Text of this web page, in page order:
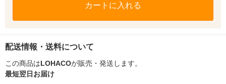
カートに入れる
配送情報・送料について
この商品はLOHACOが販売・発送します。
最短翌日お届け